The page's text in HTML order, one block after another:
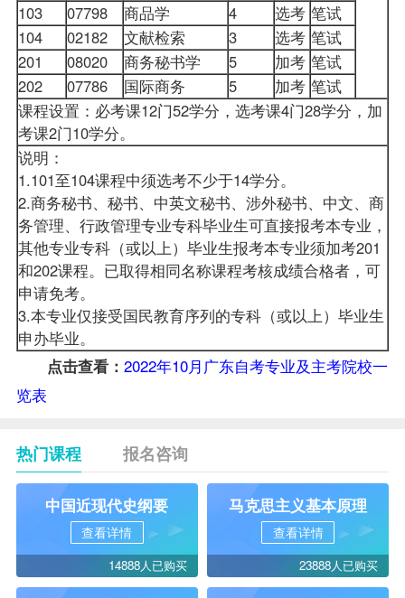
103
07798 商品学 4 选考 笔试
104
02182 文献检索 3 选考 笔试
201
08020 商务秘书学 5 加考 笔试
202
07786 国际商务 5 加考 笔试
课程设置：必考课12门52学分，选考课4门28学分，加
考课2门10学分。
说明：
1.101至104课程中须选考不少于14学分。
2.商务秘书、秘书、中英文秘书、涉外秘书、中文、商
务管理、行政管理专业专科毕业生可直接报考本专业，
其他专业专科（或以上）毕业生报考本专业须加考201
和202课程。已取得相同名称课程考核成绩合格者，可
申请免考。
3.本专业仅接受国民教育序列的专科（或以上）毕业生
申办毕业。
点击查看： 2022年10月广东自考专业及主考院校一
览表
热门课程 报名咨询
中国近现代史纲要
查看详情
14888人已购买
马克思主义基本原理
查看详情
23888人已购买